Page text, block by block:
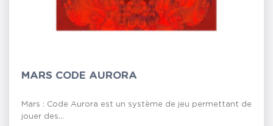
MARS CODE AURORA
Mars : Code Aurora est un système de jeu permettant de
jouer des...